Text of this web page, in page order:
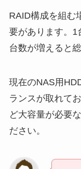
RAID構成を組む
要があります。1
台数が増えると
現在のNAS用
ランスが取れて
ど大容量が必要
ださい。